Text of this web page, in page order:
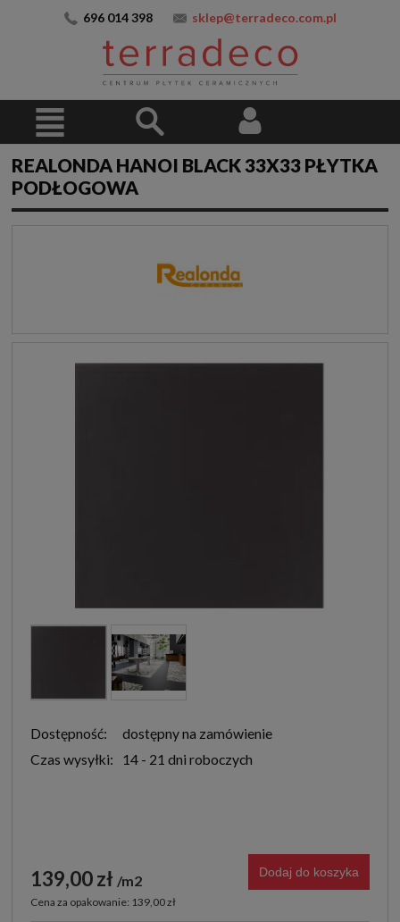
696 014 398 sklep@terradeco.com.pl
REALONDA HANOI BLACK 33X33 PŁYTKA
PODŁOGOWA
Dostępność:
dostępny na zamówienie
Czas wysyłki:
14 - 21 dni roboczych
139,00 zł m2
Cena za opakowanie: 139,00 zł
Dodaj do koszyka